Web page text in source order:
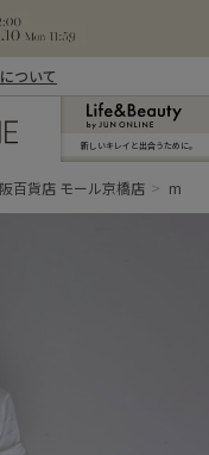
ついて
新しいキレイと出合うために。
百貨店 モール京橋店